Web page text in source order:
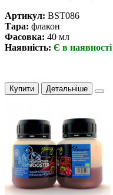
Артикул: BST086
Тара: флакон
Фасовка: 40 мл
Наявність: Є в наявності
Купити Детальніше